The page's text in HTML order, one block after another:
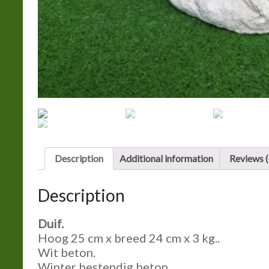
Description Additional information Reviews
Description
Duif.
Hoog 25 cm x breed 24 cm x 3 kg..
Wit beton.